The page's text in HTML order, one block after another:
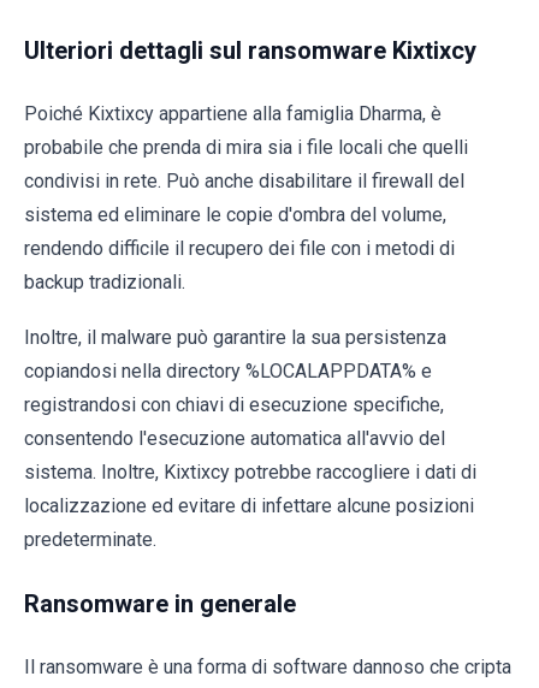
Ulteriori dettagli sul ransomware Kixtixcy
Poiché Kixtixcy appartiene alla famiglia Dharma, è
probabile che prenda di mira sia i file locali che quelli
condivisi in rete. Può anche disabilitare il firewall del
sistema ed eliminare le copie d'ombra del volume,
rendendo difficile il recupero dei file con i metodi di
backup tradizionali.
Inoltre, il malware può garantire la sua persistenza
copiandosi nella directory %LOCALAPPDATA% e
registrandosi con chiavi di esecuzione specifiche,
consentendo l'esecuzione automatica all'avvio del
sistema. Inoltre, Kixtixcy potrebbe raccogliere i dati di
localizzazione ed evitare di infettare alcune posizioni
predeterminate.
Ransomware in generale
Il ransomware è una forma di software dannoso che cripta